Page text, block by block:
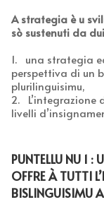
A strategia è u
sò sustenuti da
1. una strategia
perspettiva di un
plurilinguisimu,
2. L’integrazione
livelli
PUNTELLU NU 1 :
OFFRE À TUTTI
BISLINGUISIMU